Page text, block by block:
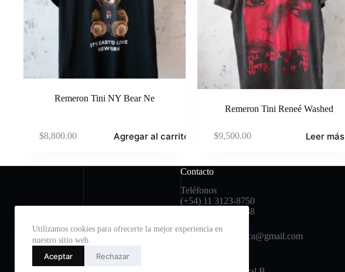
Utilizamos cookies para ofrecerte la mejor experiencia en
nuestro sitio web.
Aceptar Rechazar
Remeron Tini NY Bear Ne
$8,800.00 Agregar al carrito
Remeron Tini Reneé Washed
$9,500.00 Leer más
Contacto
Teléfonos
(+54) 11 3123-8750
(+54) 11 2396-6038
Mail: avfenixcuenca@gmail.com